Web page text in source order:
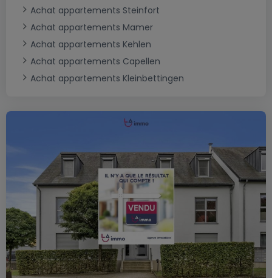
Achat appartements Steinfort
Achat appartements Mamer
Achat appartements Kehlen
Achat appartements Capellen
Achat appartements Kleinbettingen